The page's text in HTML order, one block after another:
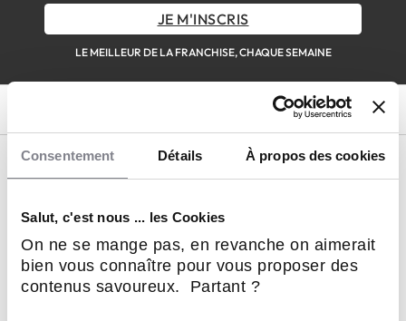
Consentement Détails À propos des cookies
Salut, c'est nous ... les Cookies
On ne se mange pas, en revanche on aimerait
bien vous connaître pour vous proposer des
contenus savoureux. Partant ?
JE M'INSCRIS
LE MEILLEUR DE LA FRANCHISE, CHAQUE SEMAINE
Nos franchises
Restauration rapide (Fast-Food)
Immobilier
Beauté & Bien-être
Alimentation